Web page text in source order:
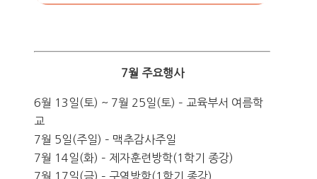
7월 주요행사
6월 13일(토) ~ 7월 25일(토) – 교육부서 여름학
교
7월 5일(주일) – 맥추감사주일
7월 14일(화) – 제자훈련방학(1학기 종강)
7월 17일(금) – 구역방학(1학기 종강)